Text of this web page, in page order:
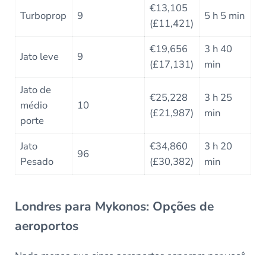
Turboprop 9
€13,105
(£11,421)
5 h 5 min
Jato leve 9
€19,656
(£17,131)
3 h 40
min
Jato de
médio
porte
10
€25,228
(£21,987)
3 h 25
min
Jato
Pesado
96
€34,860
(£30,382)
3 h 20
min
Londres para Mykonos: Opções de
aeroportos